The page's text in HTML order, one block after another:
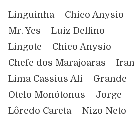
Linguinha – Chico Anysio
Mr. Yes – Luiz Delfino
Lingote – Chico Anysio
Chefe dos Marajoaras – Iran
Lima Cassius Ali – Grande
Otelo Monótonus – Jorge
Lôredo Careta – Nizo Neto